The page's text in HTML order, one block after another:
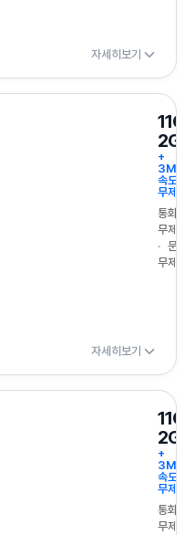
자세히보기
2GB
+
속도
무제한
통화
무제한
문자
무제한
자세히보기
2GB
+
속도
무제한
통화
무제한